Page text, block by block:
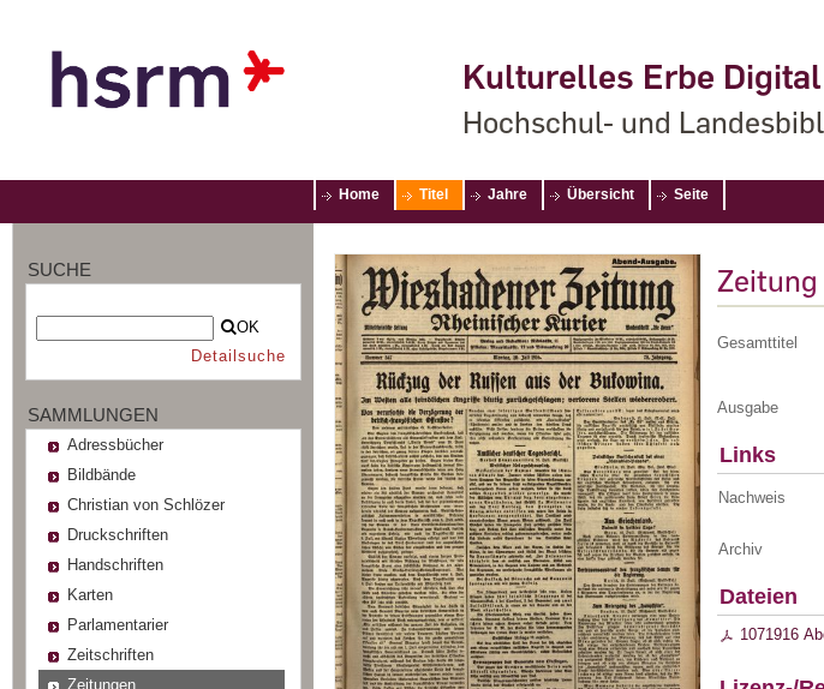
Kulturelles Erbe Digital
Hochschul- und
Home Titel Jahre Übersicht Seite
SUCHE
OK
Detailsuche
SAMMLUNGEN
Adressbücher
Bildbände
Christian von Schlözer
Druckschriften
Handschriften
Karten
Parlamentarier
Zeitschriften
Zeitungen
Zeitung
Gesamttitel
Ausgabe
Links
Nachweis
Archiv
Dateien
1071916